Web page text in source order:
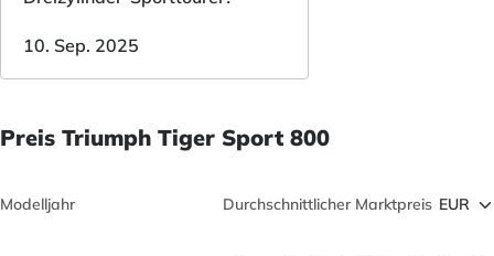
10. Sep. 2025
Preis Triumph Tiger Sport 800
Modelljahr Durchschnittlicher Marktpreis